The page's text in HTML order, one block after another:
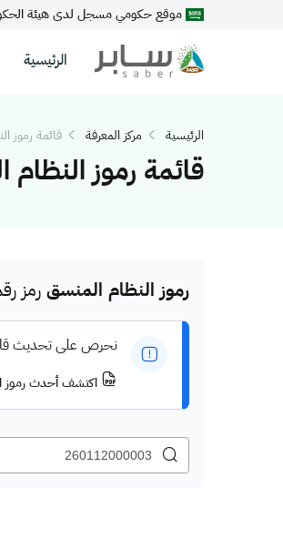
موقع حكومي مسجل لدى هيئة
الرئيسية
الرئيسية مركز المعرفة قائمة رموز
قائمة رموز النظام
رموز النظام المنسق رمز
نحرص على تحديث
اكتشف أحدث رموز